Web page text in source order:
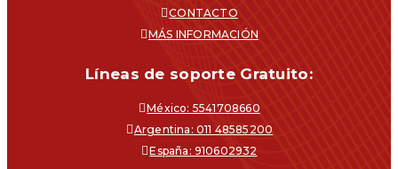
CONTACTO
MÁS INFORMACIÓN
Líneas de soporte Gratuito:
México: 5541708660
Argentina: 011 48585200
España: 910602932